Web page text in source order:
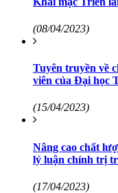
(08/04/2023)
Tuyên truyền về
viên của Đại học
(15/04/2023)
Nâng cao chất
lý luận chính trị
(17/04/2023)